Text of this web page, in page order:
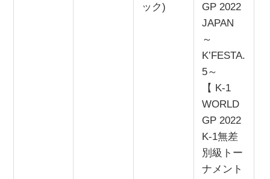
ック)
GP 2022
JAPAN
～
K’FESTA.
5～
【 K-1
WORLD
GP 2022
K-1無差
別級トー
ナメント